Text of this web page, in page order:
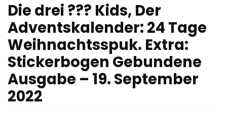
Die drei ??? Kids, Der
Adventskalender: 24 Tage
Weihnachtsspuk. Extra:
Stickerbogen Gebundene
Ausgabe – 19. September
2022